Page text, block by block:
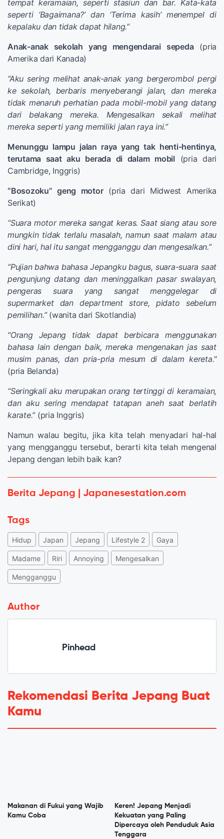
tempat keramaian, seperti stasiun dan bar. Kata-kata
seperti ‘Bagaimana?’ dan ‘Terima kasih’ menempel di
kepalaku dan tidak dapat hilang.”
Anak-anak sekolah yang mengendarai sepeda(pria
Amerika dari Kanada)
“Aku sering melihat anak-anak yang bergerombol pergi
ke sekolah, berbaris menyeberangi jalan, dan mereka
tidak menaruh perhatian pada mobil-mobil yang datang
dari belakang mereka. Mengesalkan sekali melihat
mereka seperti yang memiliki jalan raya ini.”
Menunggu lampu jalan raya yang tak henti-hentinya,
terutama saat aku berada di dalam mobil (pria dari
Cambridge, Inggris)
“Bosozoku” geng motor(pria dari Midwest Amerika
Serikat)
“Suara motor mereka sangat keras. Saat siang atau sore
mungkin tidak terlalu masalah, namun saat malam atau
dini hari, hal itu sangat mengganggu dan mengesalkan.”
“Pujian bahwa bahasa Jepangku bagus, suara-suara saat
pengunjung datang dan meninggalkan pasar swalayan,
pengeras suara yang sangat menggelegar di
supermarket dan department store, pidato sebelum
pemilihan.”(wanita dari Skotlandia)
"Orang Jepang tidak dapat berbicara menggunakan
bahasa lain dengan baik, mereka mengenakan jas saat
musim panas, dan pria-pria mesum di dalam kereta."
(pria Belanda)
“Seringkali aku merupakan orang tertinggi di keramaian,
dan aku sering mendapat tatapan aneh saat berlatih
karate.”(pria Inggris)
Namun walau begitu, jika kita telah menyadari hal-hal
yang mengganggu tersebut, berarti kita telah mengenal
Jepang dengan lebih baik kan?
Berita Jepang | Japanesestation.com
Tags
Hidup Japan Jepang Lifestyle 2 Gaya
Madame Riri Annoying Mengesalkan
Mengganggu
Author
Pinhead
Rekomendasi Berita Jepang Buat
Kamu
Makanan di Fukui yang Wajib
Kamu Coba
Keren! Jepang Menjadi
Kekuatan yang Paling
Dipercaya oleh Penduduk Asia
Tenggara